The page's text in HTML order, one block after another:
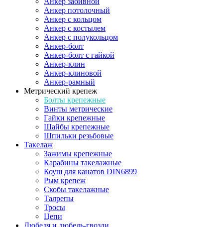
Анкер потолочный
Анкер с кольцом
Анкер с костылем
Анкер с полукольцом
Анкер-болт
Анкер-болт с гайкой
Анкер-клин
Анкер-клиновой
Анкер-рамный
Метрический крепеж
Болты крепежные
Винты метрические
Гайки крепежные
Шайбы крепежные
Шпильки резьбовые
Такелаж
Зажимы крепежные
Карабины такелажные
Коуш для канатов DIN6899
Рым крепеж
Скобы такелажные
Талрепы
Тросы
Цепи
Дюбеля и дюбель-гвозди